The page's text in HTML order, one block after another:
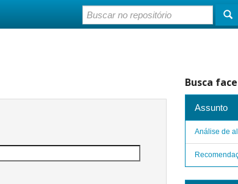
Busca
Assunto
Análise de